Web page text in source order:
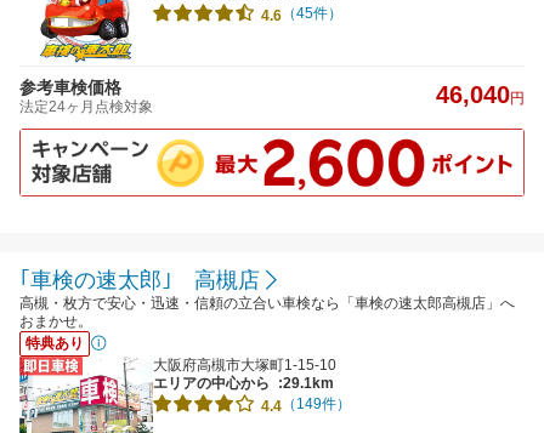
4.6 （45件）
参考車検価格
法定24ヶ月点検対象 46,040円
｢車検の速太郎｣ 高槻店
高槻・枚方で安心・迅速・信頼の立合い車検なら「車検の速太郎高槻店」へ
おまかせ。
特典あり
大阪府高槻市大塚町1-15-10
エリアの中心から
:29.1km
4.4 （149件）